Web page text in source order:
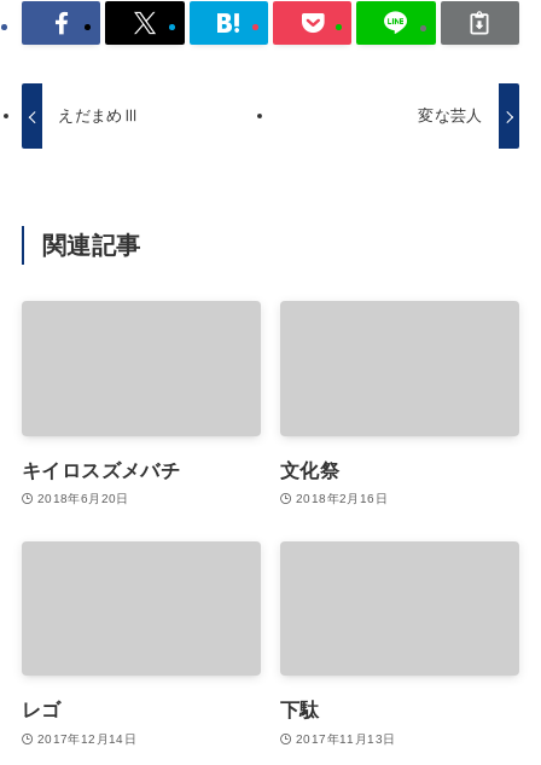
えだまめⅢ 変な芸人
関連記事
キイロスズメバチ
2018年6月20日
文化祭
2018年2月16日
レゴ
2017年12月14日
下駄
2017年11月13日